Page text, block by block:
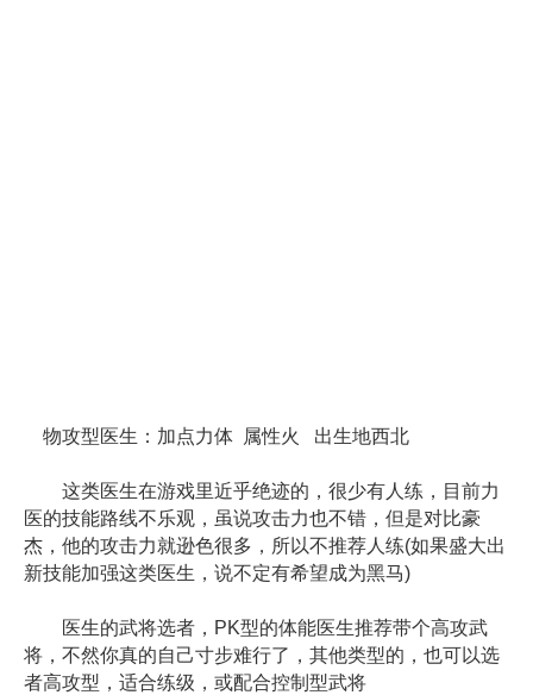
物攻型医生：加点力体 属性火 出生地西北
这类医生在游戏里近乎绝迹的，很少有人练，目前力
医的技能路线不乐观，虽说攻击力也不错，但是对比豪
杰，他的攻击力就逊色很多，所以不推荐人练(如果盛大出
新技能加强这类医生，说不定有希望成为黑马)
医生的武将选者，PK型的体能医生推荐带个高攻武
将，不然你真的自己寸步难行了，其他类型的，也可以选
者高攻型，适合练级，或配合控制型武将